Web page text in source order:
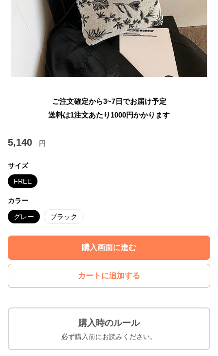
ご注文確定から3~7日でお届け予定
送料は1注文あたり 1000円かかります
5,140 円
サイズ
FREE
カラー
グレー ブラック
購入画面に進む
カートに追加する
購入時のルール
必ず購入前にお読みください。